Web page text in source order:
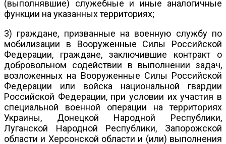
(выполнявшие) служебные и иные аналогичные
функции на указанных территориях;
3) граждане, призванные на военную службу по
мобилизации в Вооруженные Силы Российской
Федерации, граждане, заключившие контракт о
добровольном содействии в выполнении задач,
возложенных на Вооруженные Силы Российской
Федерации или войска национальной гвардии
Российской Федерации, при условии их участия в
специальной военной операции на территориях
Украины, Донецкой Народной Республики,
Луганской Народной Республики, Запорожской
области и Херсонской области и (или) выполнения